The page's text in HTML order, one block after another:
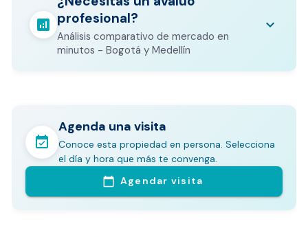
otros costos legales que varían según el
valor del inmueble.
CALCULADORA DE GASTOS NOTARIALES
analytics profesional?
Análisis comparativo de mercado en
minutos - Bogotá y Medellín
keyboard_arrow_down
En pocos minutos avalúa con este Análisis
Comparativo de Mercado (inicialmente
Bogotá y Medellín)
Análisis basado en datos reales:
event_available
Agenda una visita
Conoce esta propiedad en persona. Selecciona
el día y hora que más te convenga.
calendar_today Agendar visita